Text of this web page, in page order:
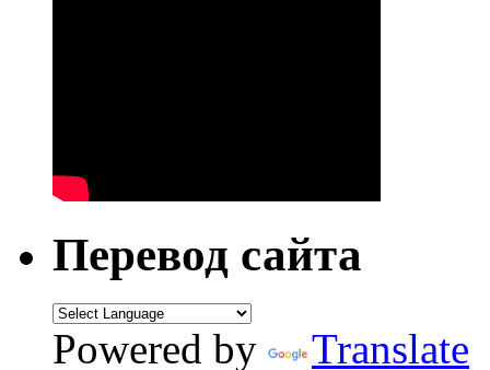
Перевод сайта
Powered by Translate